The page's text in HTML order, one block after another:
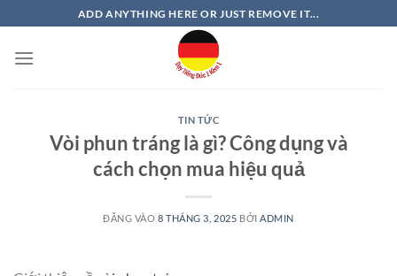
qua
nội
ADD ANYTHING HERE OR JUST REMOVE IT...
TIN TỨC
Vòi phun tráng là gì? Công dụng và
cách chọn mua hiệu quả
ĐĂNG VÀO 8 THÁNG 3, 2025 BỞI ADMIN